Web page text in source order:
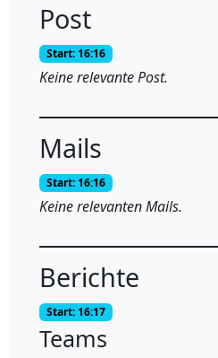
Post
Start: 16:16
Keine relevante Post.
Mails
Start: 16:16
Keine relevanten Mails.
Berichte
Start: 16:17
Teams